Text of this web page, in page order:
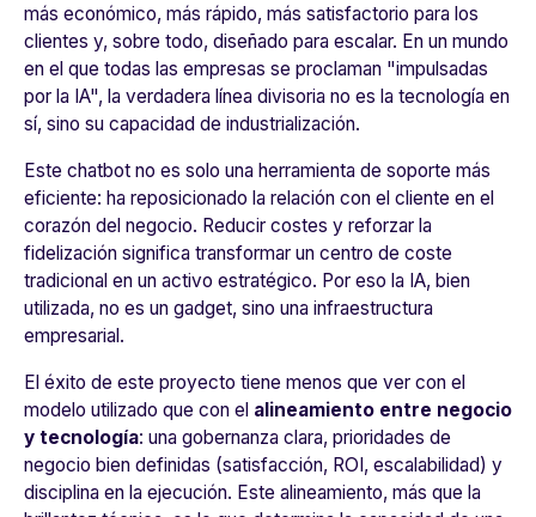
más económico, más rápido, más satisfactorio para los
clientes y, sobre todo, diseñado para escalar. En un mundo
en el que todas las empresas se proclaman "impulsadas
por la IA", la verdadera línea divisoria no es la tecnología en
sí, sino su capacidad de industrialización.
Este chatbot no es solo una herramienta de soporte más
eficiente: ha reposicionado la relación con el cliente en el
corazón del negocio. Reducir costes y reforzar la
fidelización significa transformar un centro de coste
tradicional en un activo estratégico. Por eso la IA, bien
utilizada, no es un gadget, sino una infraestructura
empresarial.
El éxito de este proyecto tiene menos que ver con el
modelo utilizado que con el alineamiento entre negocio
y tecnología: una gobernanza clara, prioridades de
negocio bien definidas (satisfacción, ROI, escalabilidad) y
disciplina en la ejecución. Este alineamiento, más que la